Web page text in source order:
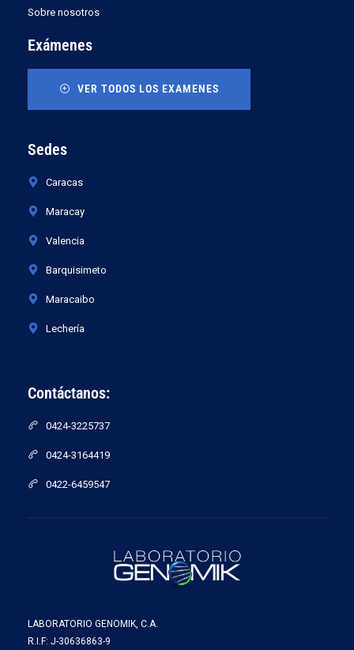
Sobre nosotros
Exámenes
VER TODOS LOS EXAMENES
Sedes
Caracas
Maracay
Valencia
Barquisimeto
Maracaibo
Lechería
Contáctanos:
0424-3225737
0424-3164419
0422-6459547
LABORATORIO GENOMIK, C.A.
R.I.F: J-30636863-9